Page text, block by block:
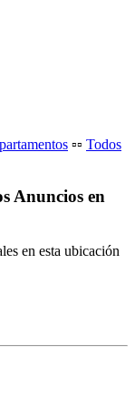
▫️▫️ Todos
Anuncios en
en esta ubicación